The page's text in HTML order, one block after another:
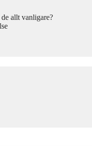
allt vanligare?